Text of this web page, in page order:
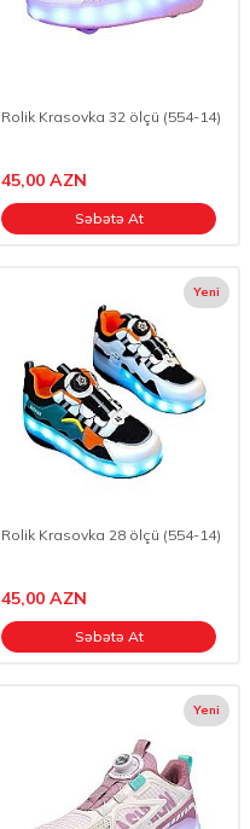
Rolik Krasovka 32 ölçü (554-14)
45,00 AZN
Səbətə At
Yeni
Rolik Krasovka 28 ölçü (554-14)
45,00 AZN
Səbətə At
Yeni